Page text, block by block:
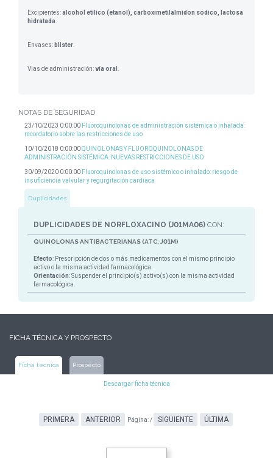
Excipientes:alcohol etilico (etanol), carboximetilalmidon sodico, lactosa
hidratada
Envases: blister
Vias de administración:vía oral
NOTAS DE SEGURIDAD
23/10/2023 0:00:00 Fluoroquinolonas de administración sistémica o inhalada:
recordatorio sobre las restricciones de uso
10/10/2018 0:00:00QUINOLONAS Y FLUOROQUINOLONAS DE
ADMINISTRACIÓN SISTÉMICA: NUEVAS RESTRICCIONES DE USO
30/09/2020 0:00:00 Fluoroquinolonas de uso sistémico o inhalado: riesgo de
insuficiencia valvular y regurgitación cardíaca
Duplicidades
DUPLICIDADES DE NORFLOXACINO (J01MA06) CON:
QUINOLONAS ANTIBACTERIANAS (ATC: J01M)
Efecto: Prescripción de dos o más medicamentos con el mismo principio
activo o la misma actividad farmacológica.
Orientación: Suspender el principio(s) activo(s) con la misma actividad
farmacológica.
FICHA TÉCNICA Y PROSPECTO
Ficha técnica Prospecto
Descargar ficha técnica
PRIMERA ANTERIOR Página:/ SIGUIENTE ÚLTIMA